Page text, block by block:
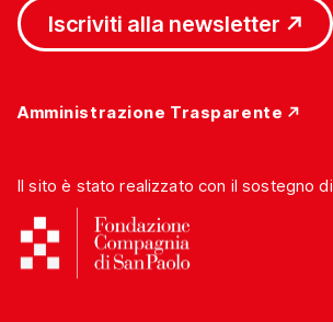
Iscriviti alla newsletter
Amministrazione Trasparente
Il sito è stato realizzato con il sostegno di